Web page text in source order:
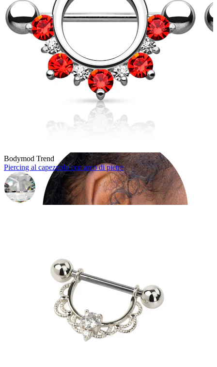
Tragus
Bodymod Trend
Piercing al capezzolo con arco di pietre